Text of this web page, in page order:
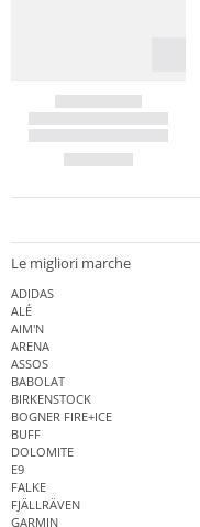
Le migliori marche
ADIDAS
ALÉ
AIM'N
ARENA
ASSOS
BABOLAT
BIRKENSTOCK
BOGNER FIRE+ICE
BUFF
DOLOMITE
E9
FALKE
FJÄLLRÄVEN
GARMIN